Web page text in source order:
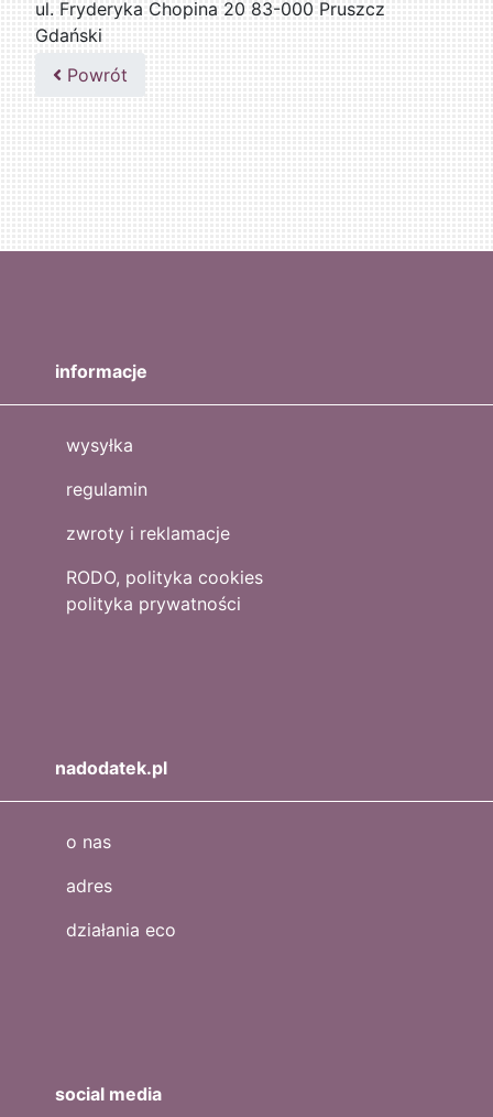
ul. Fryderyka Chopina 20 83-000 Pruszcz
Gdański
502047435
Powrót
informacje
wysyłka
regulamin
zwroty i reklamacje
RODO, polityka cookies
polityka prywatności
nadodatek.pl
o nas
adres
działania eco
social media